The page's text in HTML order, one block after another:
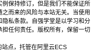
保持修订，但是我们不能保证所
而来的风险与本站无关。当使用
私条款。自强学堂是以学习和分
任何责任。版权所有，保留一切
点，托管在阿里云ECS